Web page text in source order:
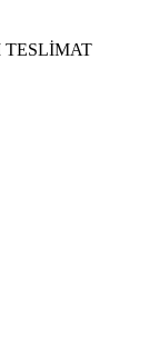
TESLİMAT